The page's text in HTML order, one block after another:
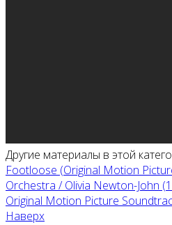
Другие материалы в этой
Footloose (Original Motion
Orchestra / Olivia Newton-John
Original Motion Picture
Наверх